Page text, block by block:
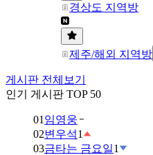
경상도 지역방
제주/해외 지역방
게시판 전체보기
인기 게시판 TOP 50
01 임영웅
02변우석1
03금타는 금요일1